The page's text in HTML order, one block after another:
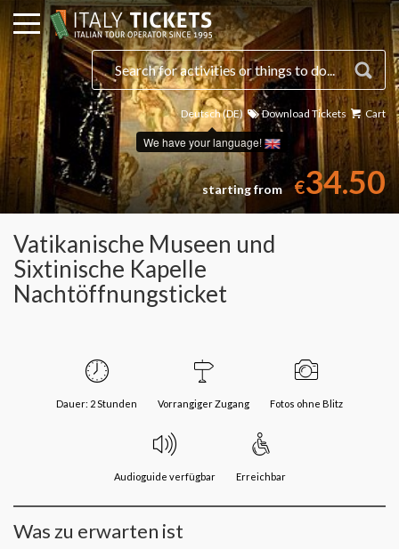
Deutsch (DE)
We have your language!
Download Tickets Cart
starting from €34.50
Vatikanische Museen und
Sixtinische Kapelle
Nachtöffnungsticket
Dauer: 2 Stunden Vorrangiger Zugang Fotos ohne Blitz
Audioguide verfügbar Erreichbar
Was zu erwarten ist